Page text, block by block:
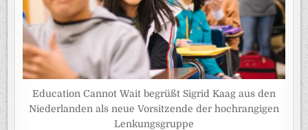
Education Cannot Wait begrüßt Sigrid Kaag aus den
Niederlanden als neue Vorsitzende der hochrangigen
Lenkungsgruppe